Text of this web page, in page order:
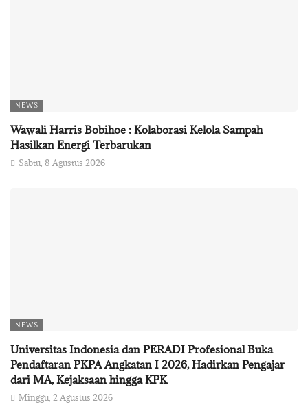
NEWS
Wawali Harris Bobihoe : Kolaborasi Kelola Sampah
Hasilkan Energi Terbarukan
Sabtu, 8 Agustus 2026
NEWS
Universitas Indonesia dan PERADI Profesional Buka
Pendaftaran PKPA Angkatan I 2026, Hadirkan Pengajar
dari MA, Kejaksaan hingga KPK
Minggu, 2 Agustus 2026